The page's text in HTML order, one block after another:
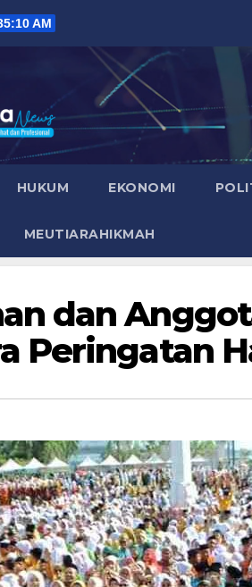
AM
HUKUM EKONOMI
MEUTIARAHIKMAH
dan
Peringatan